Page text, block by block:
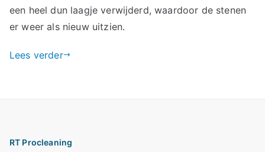
een heel dun laagje verwijderd, waardoor de stenen
er weer als nieuw uitzien.
Lees verder
RT Procleaning